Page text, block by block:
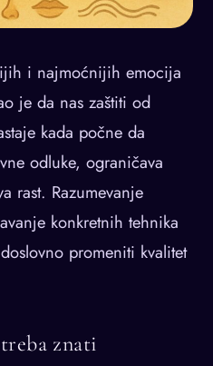
i najmoćnijih emocija
je da nas zaštiti od
kada počne da
odluke, ograničava
rast. Razumevanje
konkretnih tehnika
promeniti kvalitet
znati